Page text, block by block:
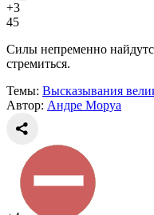
+3
45
Силы непременно
стремиться.
Темы: Высказывания
Автор: Андре Моруа